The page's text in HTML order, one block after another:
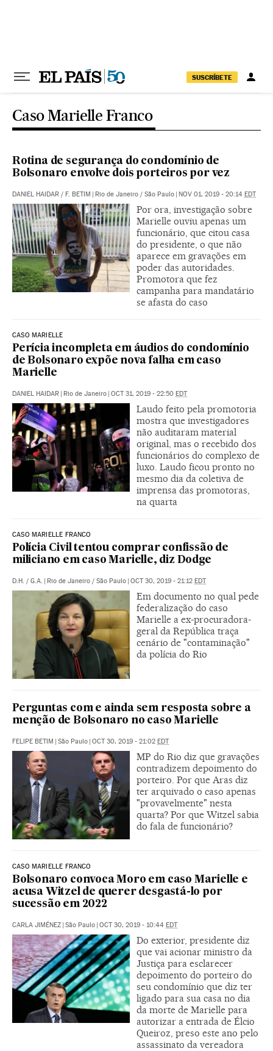
SUSCRÍBETE
Caso Marielle Franco
Rotina de segurança do condomínio de
Bolsonaro envolve dois porteiros por vez
DANIEL HAIDAR / F. BETIM | Rio de Janeiro / São Paulo | NOV 01, 2019 - 20:14 EDT
Por ora, investigação sobre
Marielle ouviu apenas um
funcionário, que citou casa
do presidente, o que não
aparece em gravações em
poder das autoridades.
Promotora que fez
campanha para mandatário
se afasta do caso
CASO MARIELLE
Perícia incompleta em áudios do condomínio
de Bolsonaro expõe nova falha em caso
Marielle
DANIEL HAIDAR | Rio de Janeiro | OCT 31, 2019 - 22:50 EDT
Laudo feito pela promotoria
mostra que investigadores
não auditaram material
original, mas o recebido dos
funcionários do complexo de
luxo. Laudo ficou pronto no
mesmo dia da coletiva de
imprensa das promotoras,
na quarta
CASO MARIELLE FRANCO
Polícia Civil tentou comprar confissão de
miliciano em caso Marielle, diz Dodge
D.H. / G.A. | Rio de Janeiro / São Paulo | OCT 30, 2019 - 21:12 EDT
Em documento no qual pede
federalização do caso
Marielle a ex-procuradora-
geral da República traça
cenário de "contaminação"
da polícia do Rio
Perguntas com e ainda sem resposta sobre a
menção de Bolsonaro no caso Marielle
FELIPE BETIM | São Paulo | OCT 30, 2019 - 21:02 EDT
MP do Rio diz que gravações
contradizem depoimento do
porteiro. Por que Aras diz
ter arquivado o caso apenas
"provavelmente" nesta
quarta? Por que Witzel sabia
do fala de funcionário?
CASO MARIELLE FRANCO
Bolsonaro convoca Moro em caso Marielle e
acusa Witzel de querer desgastá-lo por
sucessão em 2022
CARLA JIMÉNEZ | São Paulo | OCT 30, 2019 - 10:44 EDT
Do exterior, presidente diz
que vai acionar ministro da
Justiça para esclarecer
depoimento do porteiro do
seu condomínio que diz ter
ligado para sua casa no dia
da morte de Marielle para
autorizar a entrada de Élcio
Queiroz, preso este ano pelo
assassinato da vereadora